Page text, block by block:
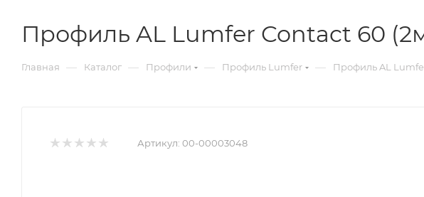
Профиль AL Lumfer Contact 60
Главная — Каталог — Профили — Профиль Lumfer — Профиль AL
Артикул: 00-00003048